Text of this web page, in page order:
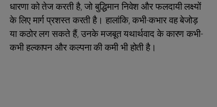
धारणा को तेज करती है, जो बुद्धिमान निवेश और फलदायी लक्ष्यों
के लिए मार्ग प्रशस्त करती है। हालांकि, कभी-कभार वह बेजोड़
या कठोर लग सकते हैं, उनके मजबूत यथार्थवाद के कारण कभी-
कभी हल्कापन और कल्पना की कमी भी होती है।